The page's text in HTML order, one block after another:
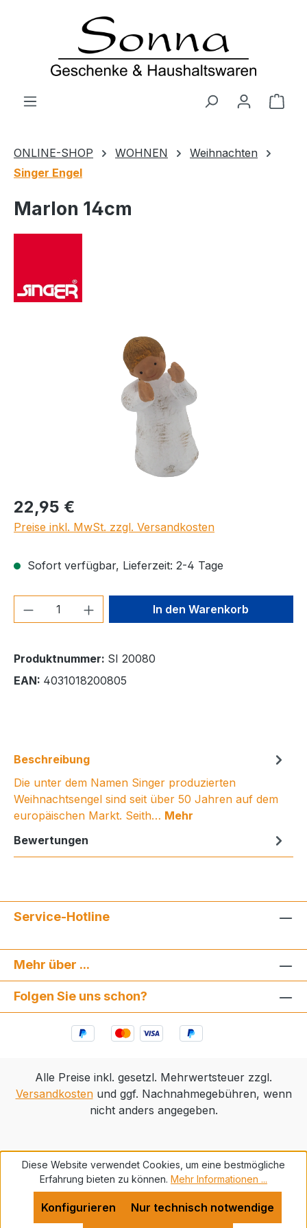
Zum Hauptinhalt springen
ONLINE-SHOP WOHNEN
Weihnachten
Singer Engel
Marlon 14cm
Regulärer Preis:
22,95 €
Preise inkl. MwSt. zzgl. Versandkosten
Sofort verfügbar, Lieferzeit: 2-4 Tage
Produkt Anzahl: Gib denIn den Warenkorb
Produktnummer: SI 20080
EAN: 4031018200805
Beschreibung
Die unter dem Namen Singer produzierten
Weihnachtsengel sind seit über 50 Jahren auf dem
europäischen Markt. Seith… Mehr
Bewertungen
Service-Hotline
Mehr über ...
Folgen Sie uns schon?
Alle Preise inkl. gesetzl. Mehrwertsteuer zzgl.
Versandkostenund ggf. Nachnahmegebühren, wenn
nicht anders angegeben.
Diese Website verwendet Cookies, um eine bestmögliche
Erfahrung bieten zu können. Mehr Informationen ...
Nur technisch notwendige
Konfigurieren